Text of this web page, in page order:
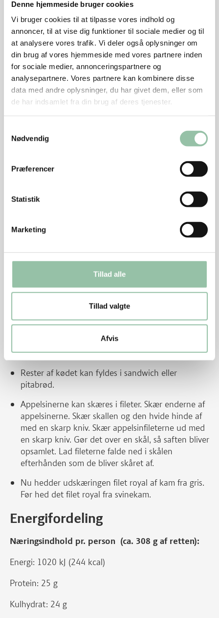
Denne hjemmeside bruger cookies
Vi bruger cookies til at tilpasse vores indhold og
annoncer, til at vise dig funktioner til sociale medier og til
at analysere vores trafik. Vi deler også oplysninger om
din brug af vores hjemmeside med vores partnere inden
for sociale medier, annonceringspartnere og
analysepartnere. Vores partnere kan kombinere disse
data med andre oplysninger, du har givet dem, eller som
de har indsamlet fra din brug af deres tjenester.
Nødvendig
Præferencer
Statistik
Marketing
Tillad alle
Tillad valgte
Afvis
6. Tag kødet op af gryden og læg det på en
tallerken.
7. Kog marinaden godt igennem.
8. Si marinaden over i en skål og smag til med
honning og citronsaft.
Salat
2. Del broccolien i buketter og kom dem i kogende,
letsaltet vand i 2-3 minutter. Læg dem straks i iskoldt
3. Del klementinerne i både og skær kødet i tynde
4. Anret kødet med salat, broccoli og klementinbåde.
I stedet for filet royal kan bruges mørbrad mignon
eller kam uden fedtkant fra gris.
Kødet kan være koldt og laves dagen i forvejen.
Der kan serveres brød til, og så er det en
frokostret til fire.
Rester af kødet kan fyldes i sandwich eller
pitabrød.
Appelsinerne kan skæres i fileter. Skær enderne af
appelsinerne. Skær skallen og den hvide hinde af
med en skarp kniv. Skær appelsinfileterne ud med
en skarp kniv. Gør det over en skål, så saften bliver
opsamlet. Lad fileterne falde ned i skålen
efterhånden som de bliver skåret af.
Nu hedder udskæringen filet royal af kam fra gris.
Før hed det filet royal fra svinekam.
Energifordeling
Næringsindhold pr. person (ca. 308 g af retten):
Energi: 1020 kJ (244 kcal)
Protein: 25 g
Kulhydrat: 24 g